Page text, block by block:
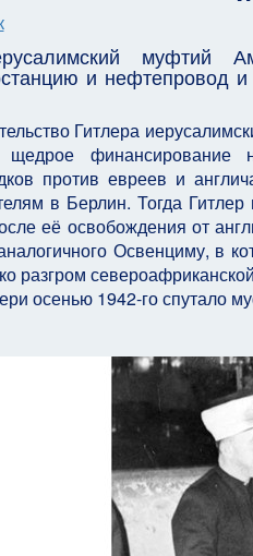
муфтий
и нефтепровод
Гитлера
щедрое финансирование
против евреев и
в Берлин. Тогда
её освобождения от
Освенциму, в
разгром
осенью 1942-го спутало